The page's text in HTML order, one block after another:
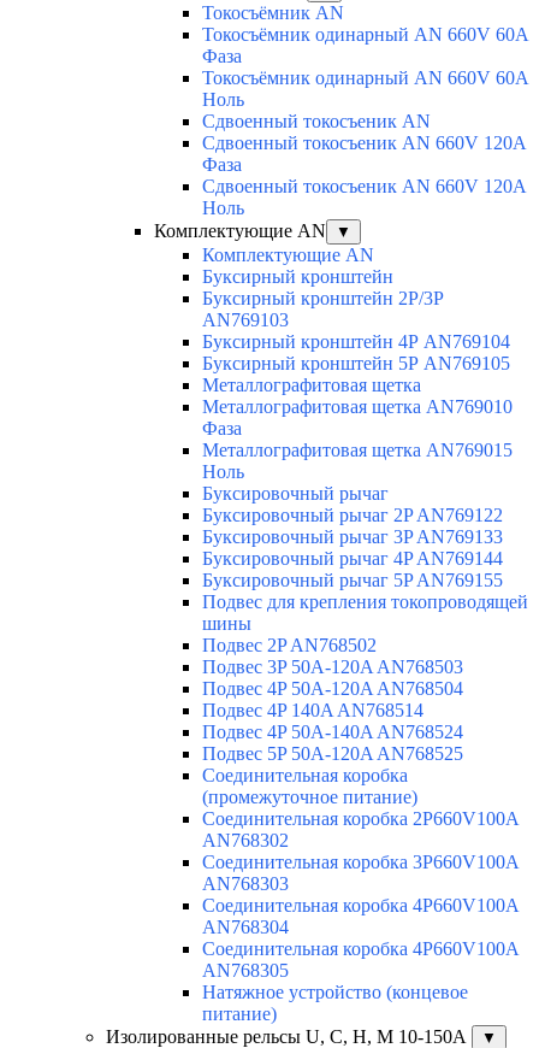
Токосъёмник AN
Токосъёмник одинарный AN 660V 60A
Фаза
Токосъёмник одинарный AN 660V 60A
Ноль
Сдвоенный токосъеник AN
Сдвоенный токосъеник AN 660V 120A
Фаза
Сдвоенный токосъеник AN 660V 120A
Ноль
Комплектующие AN
▼
Комплектующие AN
Буксирный кронштейн
Буксирный кронштейн 2Р/3Р
AN769103
Буксирный кронштейн 4Р AN769104
Буксирный кронштейн 5Р AN769105
Металлографитовая щетка
Металлографитовая щетка AN769010
Фаза
Металлографитовая щетка AN769015
Ноль
Буксировочный рычаг
Буксировочный рычаг 2P AN769122
Буксировочный рычаг 3P AN769133
Буксировочный рычаг 4P AN769144
Буксировочный рычаг 5P AN769155
Подвес для крепления токопроводящей
шины
Подвес 2P AN768502
Подвес 3P 50A-120A AN768503
Подвес 4P 50A-120A AN768504
Подвес 4P 140A AN768514
Подвес 4P 50A-140A AN768524
Подвес 5P 50A-120A AN768525
Соединительная коробка
(промежуточное питание)
Соединительная коробка 2P660V100A
AN768302
Соединительная коробка 3P660V100A
AN768303
Соединительная коробка 4P660V100A
AN768304
Соединительная коробка 4P660V100A
AN768305
Натяжное устройство (концевое
питание)
Изолированные рельсы U, C, H, M 10-150А
▼